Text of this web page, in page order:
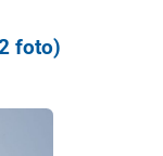
foto)